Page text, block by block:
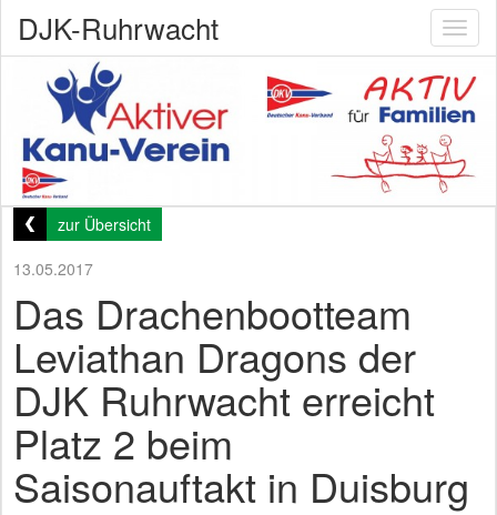
DJK-Ruhrwacht
zur Übersicht
13.05.2017
Das Drachenbootteam
Leviathan Dragons der
DJK Ruhrwacht erreicht
Platz 2 beim
Saisonauftakt in Duisburg